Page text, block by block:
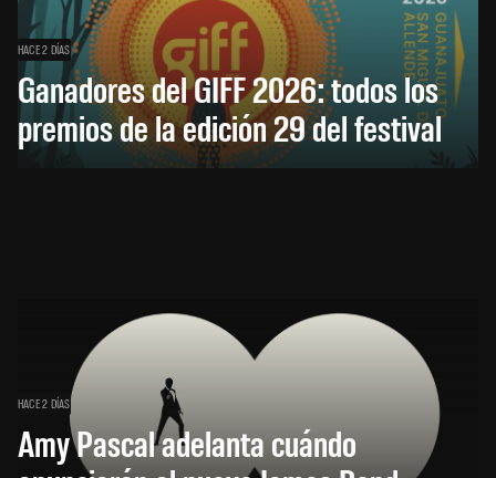
HACE 2 DÍAS
Ganadores del GIFF 2026: todos los
premios de la edición 29 del festival
HACE 2 DÍAS
Amy Pascal adelanta cuándo